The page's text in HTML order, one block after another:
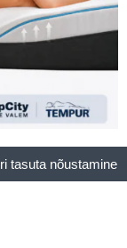
tasuta nõustamine